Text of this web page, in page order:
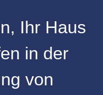
Ihr Haus
in der
von